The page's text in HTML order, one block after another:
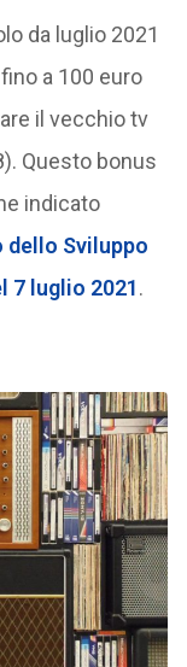
da luglio 2021
a 100 euro
il vecchio tv
Questo bonus
indicato
dello Sviluppo
7 luglio 2021.